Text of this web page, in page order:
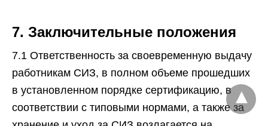
7. Заключительные положения
7.1 Ответственность за своевременную выдачу
работникам СИЗ, в полном объеме прошедших
в установленном порядке сертификацию, в
соответствии с типовыми нормами, а также за